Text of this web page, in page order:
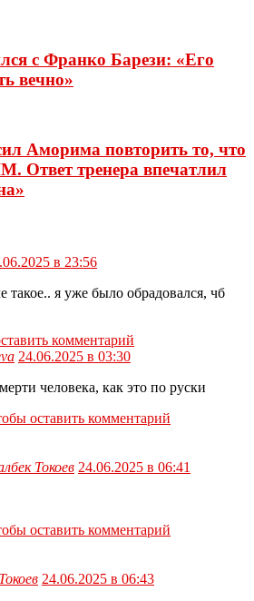
с Франко Барези: «Его
вечно»
Аморима повторить то, что
Ответ тренера впечатлил
в 23:56
такое.. я уже было обрадовался, чб
комментарий
24.06.2025 в 03:30
человека, как это по руски
оставить комментарий
Токоев 24.06.2025 в 06:41
оставить комментарий
24.06.2025 в 06:43